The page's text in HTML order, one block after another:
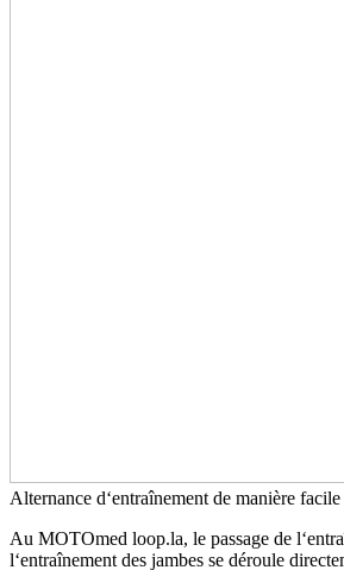
Alternance d‘entraînement de manière facile
Au MOTOmed loop.la, le passage de
l‘entraînement des jambes se déroule